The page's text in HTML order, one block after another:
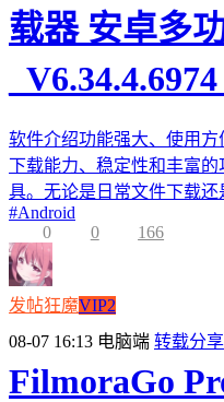
载器 安卓多
软件介绍功能强大、使用
下载能力、稳定性和丰富
具。无论是日常文件下载还
#Android
0
0 166
发帖狂魔VIP2
08-07 16:13 电脑端 转载分享
FilmoraGo